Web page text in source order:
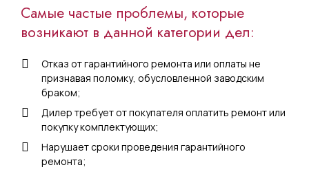
Самые частые проблемы, которые
возникают в данной категории дел:
Отказ от гарантийного ремонта или оплаты не
признавая поломку, обусловленной заводским
браком;
Дилер требует от покупателя оплатить ремонт или
покупку комплектующих;
Нарушает сроки проведения гарантийного
ремонта;